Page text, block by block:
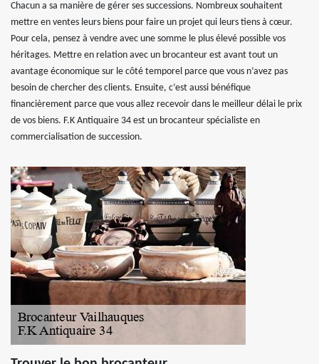
Chacun a sa manière de gérer ses successions. Nombreux souhaitent
mettre en ventes leurs biens pour faire un projet qui leurs tiens à cœur.
Pour cela, pensez à vendre avec une somme le plus élevé possible vos
héritages. Mettre en relation avec un brocanteur est avant tout un
avantage économique sur le côté temporel parce que vous n’avez pas
besoin de chercher des clients. Ensuite, c’est aussi bénéfique
financièrement parce que vous allez recevoir dans le meilleur délai le prix
de vos biens. F.K Antiquaire 34 est un brocanteur spécialiste en
commercialisation de succession.